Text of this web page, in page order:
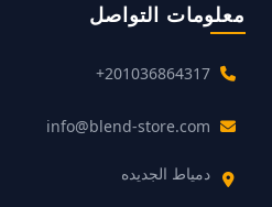
معلومات التواصل
+201036864317
info@blend-store.com
دمياط الجديده